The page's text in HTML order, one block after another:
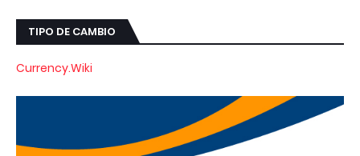
TIPO DE CAMBIO
Currency.Wiki